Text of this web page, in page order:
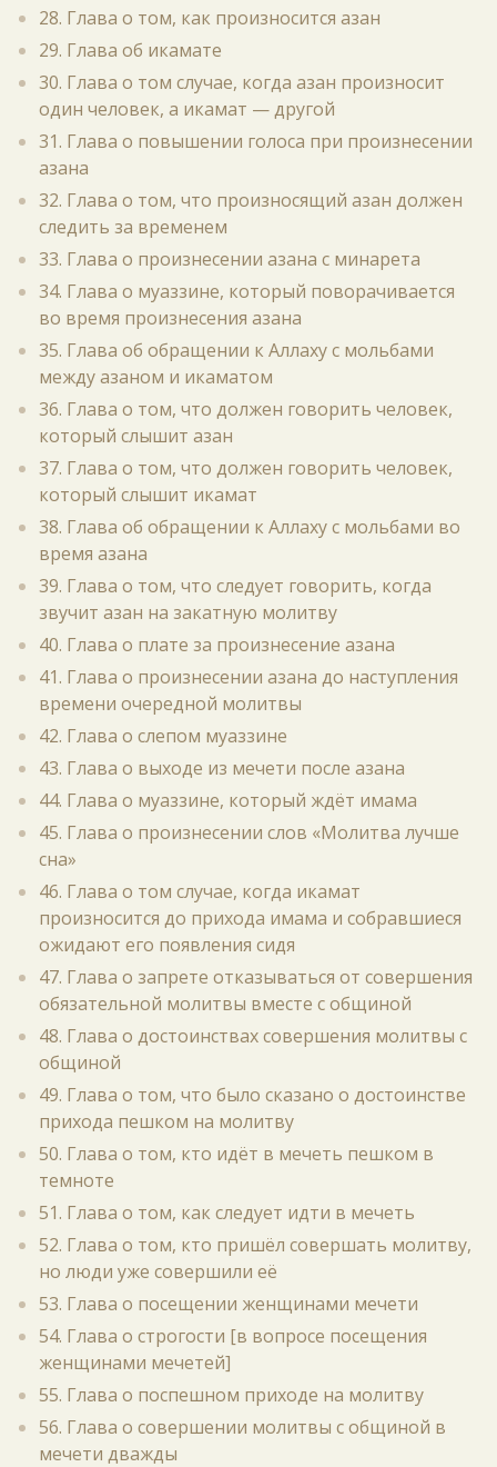
28. Глава о том, как произносится азан
29. Глава об икамате
30. Глава о том случае, когда азан произносит
один человек, а икамат — другой
31. Глава о повышении голоса при произнесении
азана
32. Глава о том, что произносящий азан должен
следить за временем
33. Глава о произнесении азана с минарета
34. Глава о муаззине, который поворачивается
во время произнесения азана
35. Глава об обращении к Аллаху с мольбами
между азаном и икаматом
36. Глава о том, что должен говорить человек,
который слышит азан
37. Глава о том, что должен говорить человек,
который слышит икамат
38. Глава об обращении к Аллаху с мольбами во
время азана
39. Глава о том, что следует говорить, когда
звучит азан на закатную молитву
40. Глава о плате за произнесение азана
41. Глава о произнесении азана до наступления
времени очередной молитвы
42. Глава о слепом муаззине
43. Глава о выходе из мечети после азана
44. Глава о муаззине, который ждёт имама
45. Глава о произнесении слов «Молитва лучше
сна»
46. Глава о том случае, когда икамат
произносится до прихода имама и собравшиеся
ожидают его появления сидя
47. Глава о запрете отказываться от совершения
обязательной молитвы вместе с общиной
48. Глава о достоинствах совершения молитвы с
общиной
49. Глава о том, что было сказано о достоинстве
прихода пешком на молитву
50. Глава о том, кто идёт в мечеть пешком в
темноте
51. Глава о том, как следует идти в мечеть
52. Глава о том, кто пришёл совершать молитву,
но люди уже совершили её
53. Глава о посещении женщинами мечети
54. Глава о строгости [в вопросе посещения
женщинами мечетей]
55. Глава о поспешном приходе на молитву
56. Глава о совершении молитвы с общиной в
мечети дважды